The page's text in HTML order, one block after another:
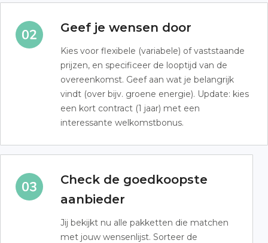
Geef je wensen door
Kies voor flexibele (variabele) of vaststaande
prijzen, en specificeer de looptijd van de
overeenkomst. Geef aan wat je belangrijk
vindt (over bijv. groene energie). Update: kies
een kort contract (1 jaar) met een
interessante welkomstbonus.
Check de goedkoopste
aanbieder
Jij bekijkt nu alle pakketten die matchen
met jouw wensenlijst. Sorteer de